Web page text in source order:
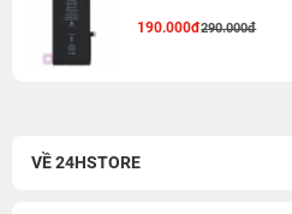
190.000đ290.000đ
VỀ 24HSTORE